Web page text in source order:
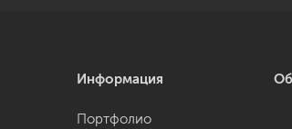
Информация
Портфолио